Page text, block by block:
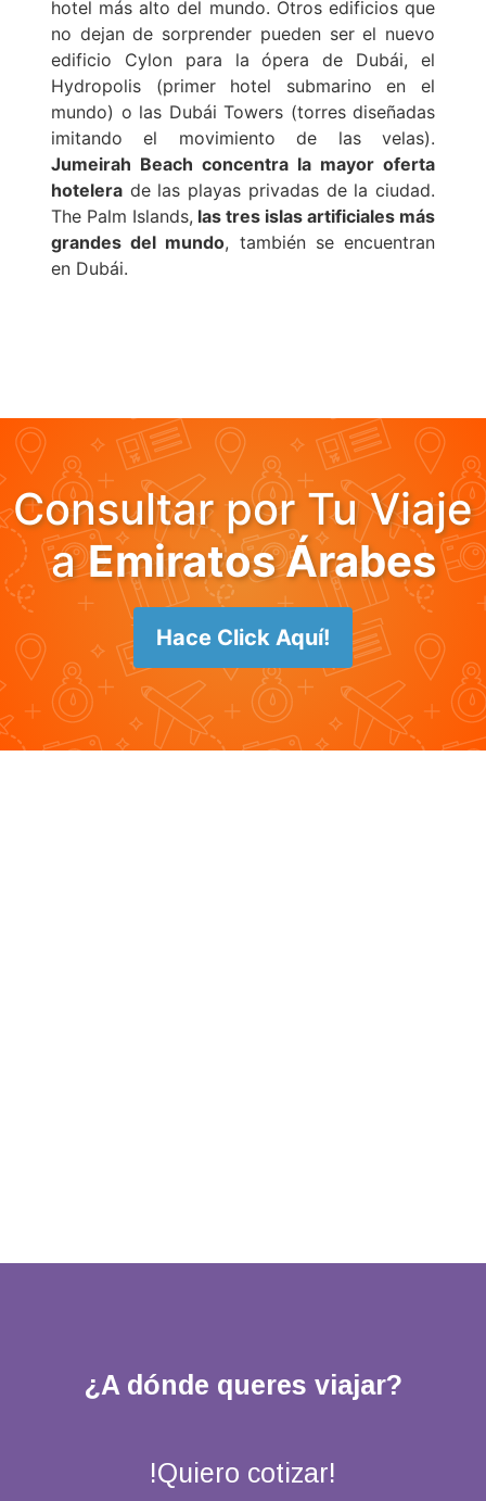
hotel más alto del mundo. Otros edificios que
no dejan de sorprender pueden ser el nuevo
edificio Cylon para la ópera de Dubái, el
Hydropolis (primer hotel submarino en el
mundo) o las Dubái Towers (torres diseñadas
imitando el movimiento de las velas).
Jumeirah Beach concentra la mayor oferta
hotelera de las playas privadas de la ciudad.
The Palm Islands, las tres islas artificiales más
grandes del mundo, también se encuentran
en Dubái.
Consultar por Tu Viaje
aEmiratos Árabes
Hace Click Aquí!
¿A dónde queres viajar?
!Quiero cotizar!